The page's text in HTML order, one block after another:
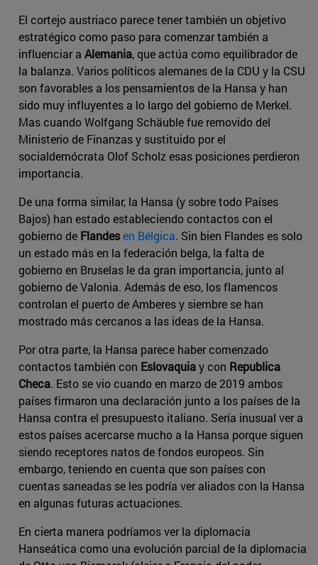
El cortejo austriaco parece tener también un objetivo
estratégico como paso para comenzar también a
influenciar a Alemania, que actúa como equilibrador de
la balanza. Varios políticos alemanes de la CDU y la CSU
son favorables a los pensamientos de la Hansa y han
sido muy influyentes a lo largo del gobierno de Merkel.
Mas cuando Wolfgang Schäuble fue removido del
Ministerio de Finanzas y sustituido por el
socialdemócrata Olof Scholz esas posiciones perdieron
importancia.
De una forma similar, la Hansa (y sobre todo Países
Bajos) han estado estableciendo contactos con el
gobierno de Flandesen Bélgica. Sin bien Flandes es solo
un estado más en la federación belga, la falta de
gobierno en Bruselas le da gran importancia, junto al
gobierno de Valonia. Además de eso, los flamencos
controlan el puerto de Amberes y siembre se han
mostrado más cercanos a las ideas de la Hansa.
Por otra parte, la Hansa parece haber comenzado
contactos también con Eslovaquiay con Republica
Checa. Esto se vio cuando en marzo de 2019 ambos
países firmaron una declaración junto a los países de la
Hansa contra el presupuesto italiano. Sería inusual ver a
estos países acercarse mucho a la Hansa porque siguen
siendo receptores natos de fondos europeos. Sin
embargo, teniendo en cuenta que son países con
cuentas saneadas se les podría ver aliados con la Hansa
en algunas futuras actuaciones.
En cierta manera podríamos ver la diplomacia
Hanseática como una evolución parcial de la diplomacia